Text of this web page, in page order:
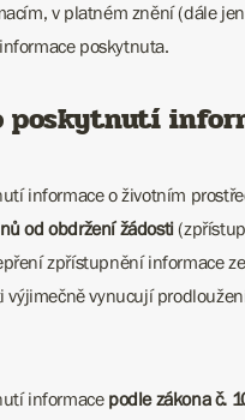
v platném znění (dále
poskytnuta.
poskytnutí
informace o životním
od obdržení žádosti
zpřístupnění informace
výjimečně vynucují
informace podle zákona č.